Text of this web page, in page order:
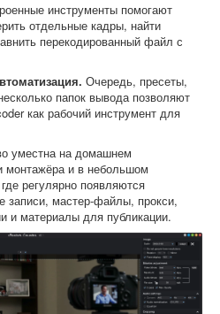
инструменты помогают
отдельные кадры, найти
перекодированный файл с
Очередь, пресеты,
папок вывода позволяют
как рабочий инструмент для
уместна на домашнем
монтажёра и в небольшом
регулярно появляются
записи, мастер-файлы, прокси,
и материалы для публикации.